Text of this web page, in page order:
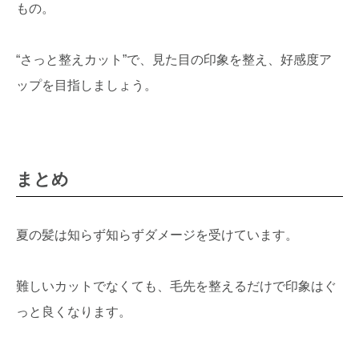
もの。
“さっと整えカット”で、見た目の印象を整え、好感度ア
ップを目指しましょう。
まとめ
夏の髪は知らず知らずダメージを受けています。
難しいカットでなくても、毛先を整えるだけで印象はぐ
っと良くなります。